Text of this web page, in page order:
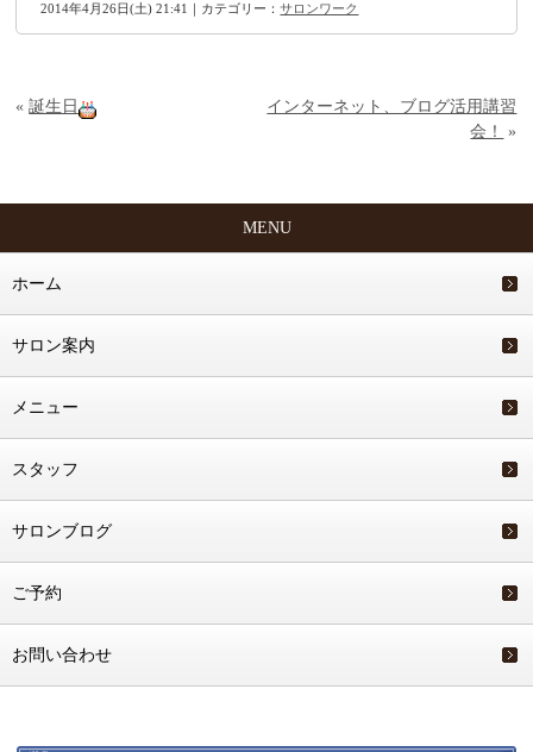
2014年4月26日(土) 21:41｜カテゴリー：サロンワーク
«誕生日
インターネット、ブログ活用講習
会！
»
MENU
ホーム
サロン案内
メニュー
スタッフ
サロンブログ
ご予約
お問い合わせ